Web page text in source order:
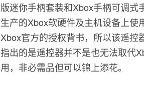
版迷你手柄套装和Xbox手柄可调
生产的Xbox软硬件及主机设备上
Xbox官方的授权背书，所以该遥
指出的是遥控器并不是也无法取代
用，非必需品但可以锦上添花。